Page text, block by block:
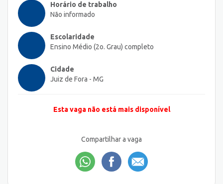
Horário de trabalho
Não informado
Escolaridade
Ensino Médio (2o. Grau) completo
Cidade
Juiz de Fora - MG
Esta vaga não está mais disponível
Compartilhar a vaga